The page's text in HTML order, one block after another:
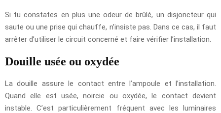
Si tu constates en plus une odeur de brûlé, un disjoncteur qui
saute ou une prise qui chauffe, n’insiste pas. Dans ce cas, il faut
arrêter d’utiliser le circuit concerné et faire vérifier l’installation.
Douille usée ou oxydée
La douille assure le contact entre l’ampoule et l’installation.
Quand elle est usée, noircie ou oxydée, le contact devient
instable. C’est particulièrement fréquent avec les luminaires